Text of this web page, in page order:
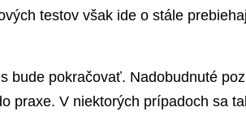
testov však ide o stále
bude pokračovať. Nadobudnuté
praxe. V niektorých prípadoch sa